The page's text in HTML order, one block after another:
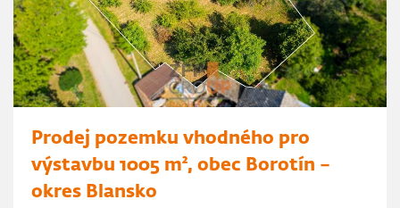
Prodej pozemku vhodného pro
výstavbu 1005 m², obec Borotín –
okres Blansko